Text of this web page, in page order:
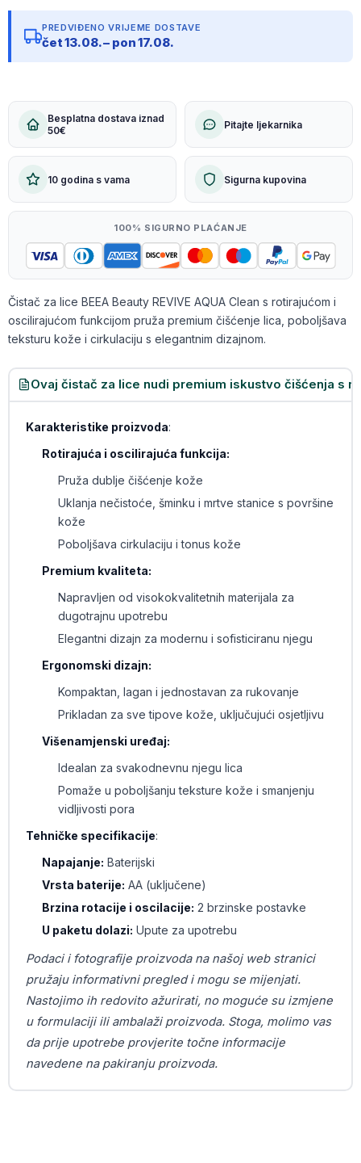
PREDVIĐENO VRIJEME DOSTAVE
čet 13.08. – pon 17.08.
Besplatna dostava iznad
50€
Pitajte ljekarnika
10 godina s vama Sigurna kupovina
100% SIGURNO PLAĆANJE
Čistač za lice BEEA Beauty REVIVE AQUA Clean s rotirajućom i
oscilirajućom funkcijom pruža premium čišćenje lica, poboljšava
teksturu kože i cirkulaciju s elegantnim dizajnom.
Ovaj čistač za lice nudi premium iskustvo čišćenja s
Karakteristike proizvoda:
Rotirajuća i oscilirajuća funkcija:
Pruža dublje čišćenje kože
Uklanja nečistoće, šminku i mrtve stanice s površine
kože
Poboljšava cirkulaciju i tonus kože
Premium kvaliteta:
Napravljen od visokokvalitetnih materijala za
dugotrajnu upotrebu
Elegantni dizajn za modernu i sofisticiranu njegu
Ergonomski dizajn:
Kompaktan, lagan i jednostavan za rukovanje
Prikladan za sve tipove kože, uključujući osjetljivu
Višenamjenski uređaj:
Idealan za svakodnevnu njegu lica
Pomaže u poboljšanju teksture kože i smanjenju
vidljivosti pora
Tehničke specifikacije:
Napajanje: Baterijski
Vrsta baterije: AA (uključene)
Brzina rotacije i oscilacije: 2 brzinske postavke
U paketu dolazi: Upute za upotrebu
Podaci i fotografije proizvoda na našoj web stranici
pružaju informativni pregled i mogu se mijenjati.
Nastojimo ih redovito ažurirati, no moguće su izmjene
u formulaciji ili ambalaži proizvoda. Stoga, molimo vas
da prije upotrebe provjerite točne informacije
navedene na pakiranju proizvoda.